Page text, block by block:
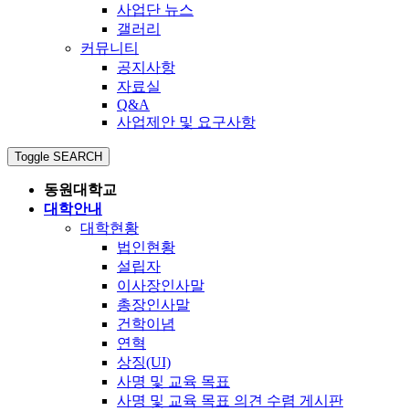
사업단 뉴스
갤러리
커뮤니티
공지사항
자료실
Q&A
사업제안 및 요구사항
Toggle SEARCH
동원대학교
대학안내
대학현황
법인현황
설립자
이사장인사말
총장인사말
건학이념
연혁
상징(UI)
사명 및 교육 목표
사명 및 교육 목표 의견 수렴 게시판